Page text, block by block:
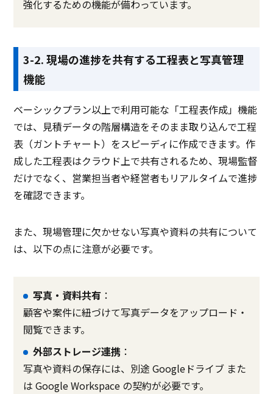
強化するための機能が備わっています。
3-2. 現場の進捗を共有する工程表と写真管理
機能
ベーシックプラン以上で利用可能な「工程表作成」機能
では、見積データの階層構造をそのまま取り込んで工程
表（ガントチャート）をスピーディに作成できます。作
成した工程表はクラウド上で共有されるため、現場監督
だけでなく、営業担当者や経営者もリアルタイムで進捗
を確認できます。
また、現場管理に欠かせない写真や資料の共有について
は、以下の点に注意が必要です。
写真・資料共有 ：
顧客や案件に紐づけて写真データをアップロード・
閲覧できます。
外部ストレージ連携 ：
写真や資料の保存には、別途 Googleドライブ また
は Google Workspace の契約が必要です。